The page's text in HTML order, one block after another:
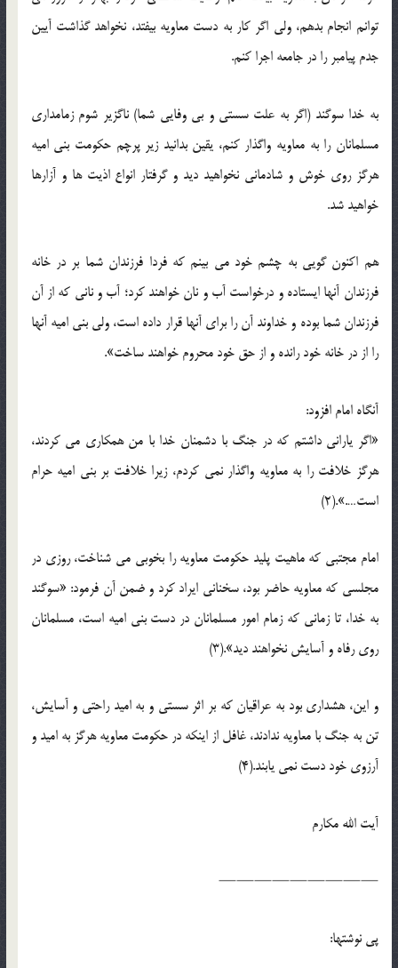
توانم انجام بدهم، ولى اگر کار به دست معاویه بیفتد، نخواهد گذاشت آیین
جدم پیامبر را در جامعه اجرا کنم.
به خدا سوگند (اگر به علت سستى و بی وفایى شما) ناگزیر شوم زمامدارى
مسلمانان را به معاویه واگذار کنم، یقین بدانید زیر پرچم حکومت بنى امیه
هرگز روى خوش و شادمانى نخواهید دید و گرفتار انواع اذیت ها و آزارها
خواهید شد.
هم اکنون گویى به چشم خود مى‏ بینم که فردا فرزندان شما بر در خانه
فرزندان آنها ایستاده و درخواست آب و نان خواهند کرد؛ آب و نانى که از آن
فرزندان شما بوده و خداوند آن را براى آنها قرار داده است، ولى بنى امیه آنها
را از در خانه خود رانده و از حق خود محروم خواهند ساخت».
آنگاه امام افزود:
«اگر یارانى داشتم که در جنگ با دشمنان خدا با من همکارى مى‏ کردند،
هرگز خلافت را به معاویه واگذار نمى‏ کردم، زیرا خلافت بر بنى امیه حرام
است….».(2)
امام مجتبى که ماهیت پلید حکومت معاویه را بخوبى مى‏ شناخت، روزى در
مجلسى که معاویه حاضر بود، سخنانى ایراد کرد و ضمن آن فرمود: «سوگند
به خدا، تا زمانى که زمام امور مسلمانان در دست بنى امیه است، مسلمانان
روى رفاه و آسایش نخواهند دید».(3)
و این، هشدارى بود به عراقیان که بر اثر سستى و به امید راحتى و آسایش،
تن به جنگ با معاویه ندادند، غافل از اینکه در حکومت معاویه هرگز به امید و
آرزوى خود دست نمى ‏یابند.(4)
آیت الله مکارم
—————————
پی نوشتها: